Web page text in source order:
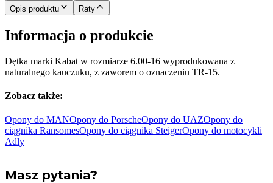
Opis produktu Raty
Informacja o produkcie
Dętka marki Kabat w rozmiarze 6.00-16 wyprodukowana z
naturalnego kauczuku, z zaworem o oznaczeniu TR-15.
Zobacz także:
Opony do MANOpony do PorscheOpony do UAZOpony do
ciągnika RansomesOpony do ciągnika SteigerOpony do motocykli
Adly
Masz pytania?